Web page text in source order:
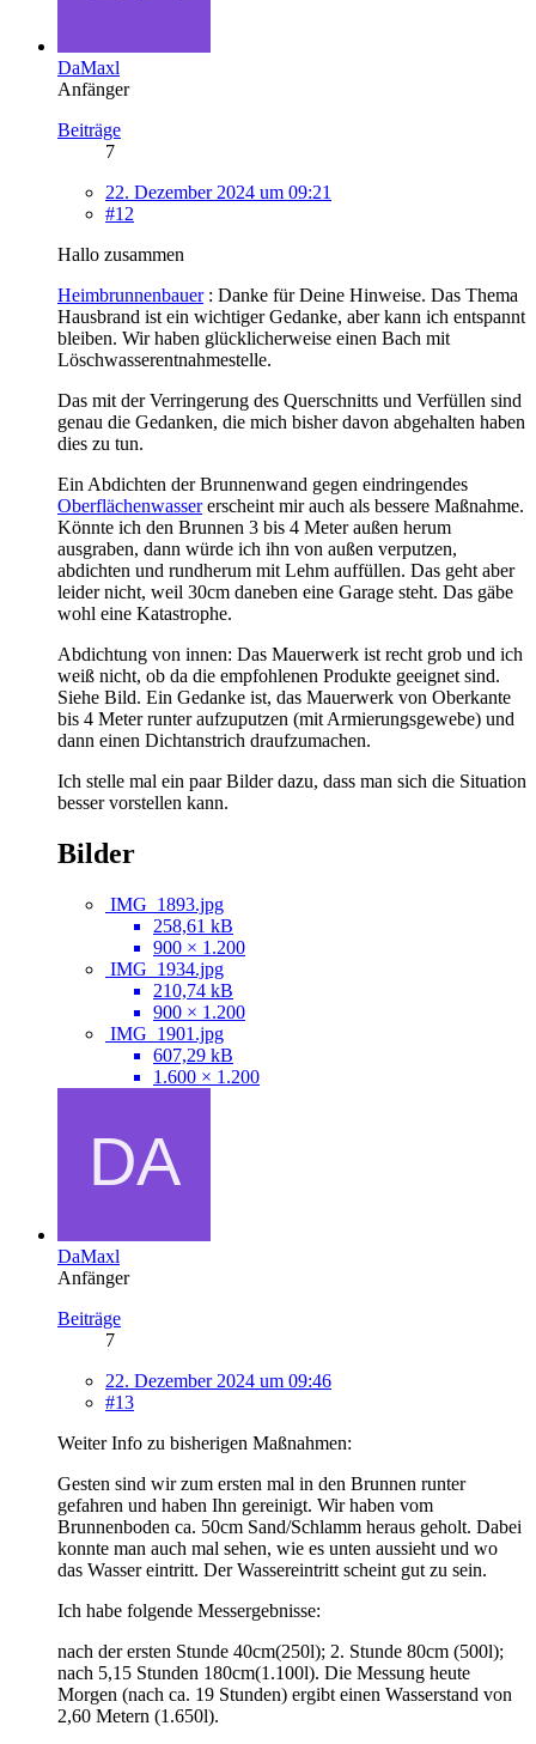
DaMaxl
Anfänger
Beiträge
7
22. Dezember 2024 um 09:21
#12
Hallo zusammen
Heimbrunnenbauer: Danke für Deine Hinweise. Das Thema
Hausbrand ist ein wichtiger Gedanke, aber kann ich entspannt
bleiben. Wir haben glücklicherweise einen Bach mit
Löschwasserentnahmestelle.
Das mit der Verringerung des Querschnitts und Verfüllen sind
genau die Gedanken, die mich bisher davon abgehalten haben
dies zu tun.
Ein Abdichten der Brunnenwand gegen eindringendes
Oberflächenwassererscheint mir auch als bessere Maßnahme.
Könnte ich den Brunnen 3 bis 4 Meter außen herum
ausgraben, dann würde ich ihn von außen verputzen,
abdichten und rundherum mit Lehm auffüllen. Das geht aber
leider nicht, weil 30cm daneben eine Garage steht. Das gäbe
wohl eine Katastrophe.
Abdichtung von innen: Das Mauerwerk ist recht grob und ich
weiß nicht, ob da die empfohlenen Produkte geeignet sind.
Siehe Bild. Ein Gedanke ist, das Mauerwerk von Oberkante
bis 4 Meter runter aufzuputzen (mit Armierungsgewebe) und
dann einen Dichtanstrich draufzumachen.
Ich stelle mal ein paar Bilder dazu, dass man sich die Situation
besser vorstellen kann.
Bilder
IMG_1893.jpg
258,61 kB
900 × 1.200
IMG_1934.jpg
210,74 kB
900 × 1.200
IMG_1901.jpg
607,29 kB
1.600 × 1.200
DaMaxl
Anfänger
Beiträge
7
22. Dezember 2024 um 09:46
#13
Weiter Info zu bisherigen Maßnahmen:
Gesten sind wir zum ersten mal in den Brunnen runter
gefahren und haben Ihn gereinigt. Wir haben vom
Brunnenboden ca. 50cm Sand/Schlamm heraus geholt. Dabei
konnte man auch mal sehen, wie es unten aussieht und wo
das Wasser eintritt. Der Wassereintritt scheint gut zu sein.
Ich habe folgende Messergebnisse:
nach der ersten Stunde 40cm(250l); 2. Stunde 80cm (500l);
nach 5,15 Stunden 180cm(1.100l). Die Messung heute
Morgen (nach ca. 19 Stunden) ergibt einen Wasserstand von
2,60 Metern (1.650l).